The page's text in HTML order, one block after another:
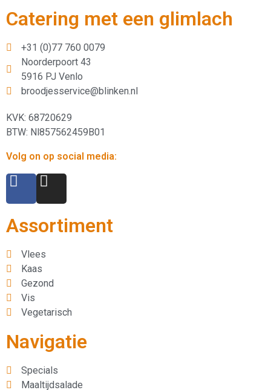
Catering met een glimlach
+31 (0)77 760 0079
Noorderpoort 43
5916 PJ Venlo
broodjesservice@blinken.nl
KVK: 68720629
BTW: Nl857562459B01
Volg on op social media:
Assortiment
Vlees
Kaas
Gezond
Vis
Vegetarisch
Navigatie
Specials
Maaltijdsalade